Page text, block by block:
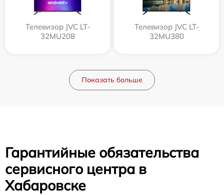
Телевизор JVC LT-
32MU208
Телевизор JVC LT-
32MU380
Показать больше
Гарантийные обязательства
сервисного центра в
Хабаровске